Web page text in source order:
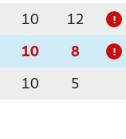
10 12 !
10 8 !
10 5